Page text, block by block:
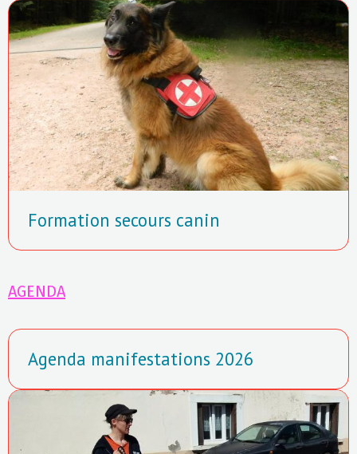
Formation secours canin
AGENDA
Agenda manifestations 2026